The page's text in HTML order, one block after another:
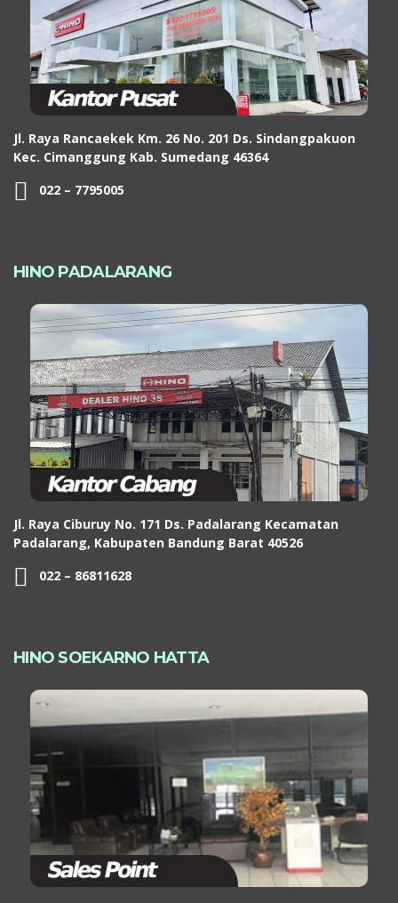
Jl. Raya Rancaekek Km. 26 No. 201 Ds. Sindangpakuon
Kec. Cimanggung Kab. Sumedang 46364
022 – 7795005
HINO PADALARANG
Jl. Raya Ciburuy No. 171 Ds. Padalarang Kecamatan
Padalarang, Kabupaten Bandung Barat 40526
022 – 86811628
HINO SOEKARNO HATTA